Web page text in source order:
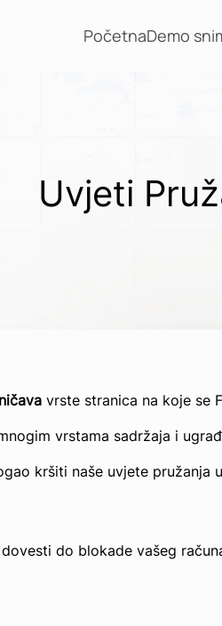
PočetnaDemo
Uvjeti
vrste stranica na koje se
vrstama sadržaja i
kršiti naše uvjete pružanja
do blokade vašeg